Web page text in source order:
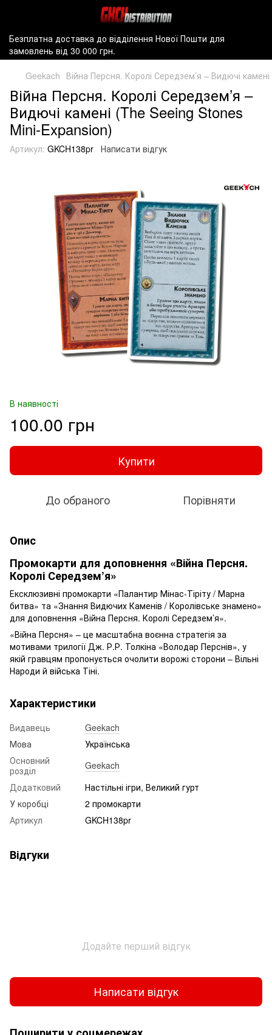
Безплатна доставка до відділення Нової Пошти для
замовлень від 30 000 грн.
Geekach Війна Персня. Королі Середзем’я – Видючі
Війна Персня. Королі Середзем’я –
Видючі камені (The Seeing Stones
Mini-Expansion)
Артикул: GKCH138pr Написати відгук
В наявності
100.00 грн
Купити
До обраного Порівняти
Опис
Промокарти для доповнення «Війна Персня.
Королі Середзем’я»
Ексклюзивні промокарти «Палантир Мінас-Тіріту / Марна
битва» та «Знання Видючих Каменів / Королівське знамено»
для доповнення «Війна Персня. Королі Середзем’я».
«Війна Персня» – це масштабна воєнна стратегія за
мотивами трилогії Дж. Р.Р. Толкіна «Володар Перснів», у
якій гравцям пропонується очолити ворожі сторони – Вільні
Народи й війська Тіні.
Характеристики
Видавець
Geekach
Мова
Українська
Основний
розділ
Geekach
Додатковий
Настільні ігри, Великий гурт
У коробці
2 промокарти
Артикул
GKCH138pr
Відгуки
Додайте перший відгук
Написати відгук